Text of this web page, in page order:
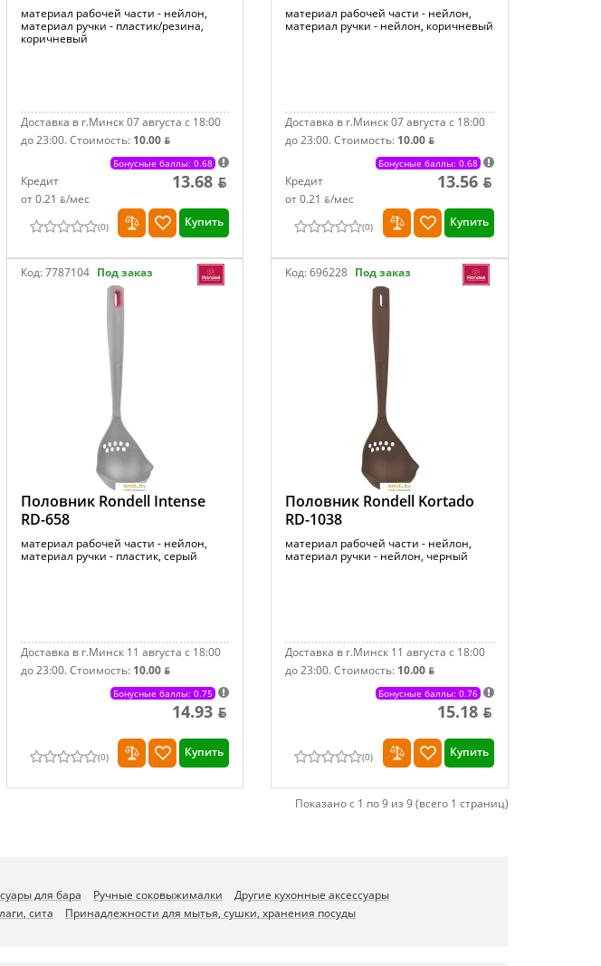
материал рабочей части - нейлон,
материал ручки - пластик/резина,
коричневый
Доставка в г.Минск 07 августа с 18:00
до 23:00.Стоимость: 10.00 ƃ
Бонусные баллы: 0.68
Кредит
от 0.21 ƃ/мec
13.68 ƃ
(0) Купить
материал рабочей части - нейлон,
материал ручки - нейлон, коричневый
Доставка в г.Минск 07 августа с 18:00
до 23:00.Стоимость: 10.00 ƃ
Бонусные баллы: 0.68
Кредит
от 0.21 ƃ/мec
13.56 ƃ
(0) Купить
Код:7787104 Под заказ
Половник Rondell Intense
RD-658
материал рабочей части - нейлон,
материал ручки - пластик, серый
Доставка в г.Минск 11 августа с 18:00
до 23:00.Стоимость: 10.00 ƃ
Бонусные баллы: 0.75
14.93 ƃ
(0) Купить
Код:696228 Под заказ
Половник Rondell Kortado
RD-1038
материал рабочей части - нейлон,
материал ручки - нейлон, черный
Доставка в г.Минск 11 августа с 18:00
до 23:00.Стоимость: 10.00 ƃ
Бонусные баллы: 0.76
15.18 ƃ
(0) Купить
Показано с 1 по 9 из 9 (всего 1 страниц)
для бара Ручные соковыжималки
Другие кухонные аксессуары
сита
Принадлежности для мытья, сушки, хранения посуды